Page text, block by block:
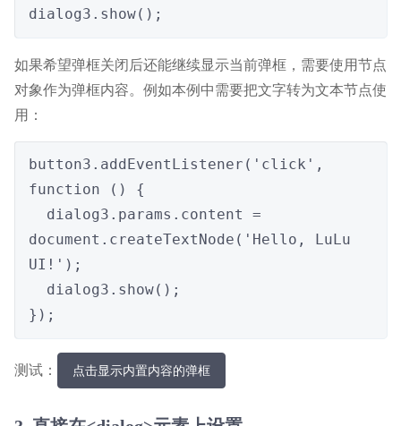
dialog3.show();
如果希望弹框关闭后还能继续显示当前弹框，需要使用节点
对象作为弹框内容。例如本例中需要把文字转为文本节点使
用：
button3.addEventListener('click',
function () {
document.createTextNode('Hello, LuLu
UI!');
});
测试： 点击显示内置内容的弹框